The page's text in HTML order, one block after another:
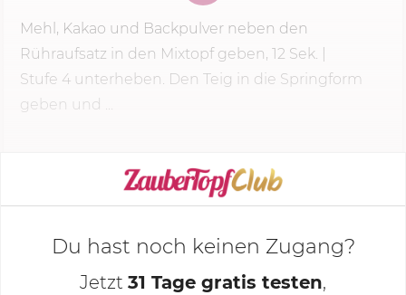
Mehl, Kakao und Backpulver neben den
Rühraufsatz in den Mixtopf geben, 12 Sek.
Stufe 4 unterheben. Den Teig in die Springform
geben und ...
KOCHMODUS STARTEN
Du hast noch keinen Zugang?
Jetzt 31 Tage gratis testen,